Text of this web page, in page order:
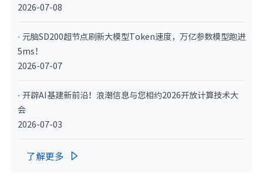
2026-07-08
· 元脑SD200超节点刷新大模型Token速度，万亿参数模型跑进
5ms！
2026-07-07
· 开辟AI基建新前沿！浪潮信息与您相约2026开放计算技术大
会
2026-07-03
了解更多 